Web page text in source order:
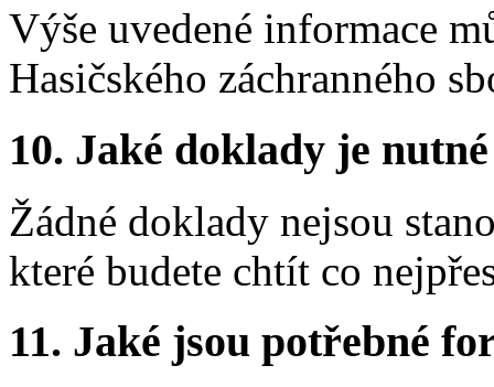
Výše uvedené informace
Hasičského záchranného
10. Jaké doklady je
Žádné doklady nejsou
které budete chtít co
11. Jaké jsou potřebné